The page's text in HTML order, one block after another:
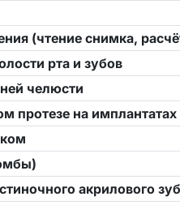
(чтение снимка,
рта и зубов
челюсти
протезе на имплантатах
акрилового